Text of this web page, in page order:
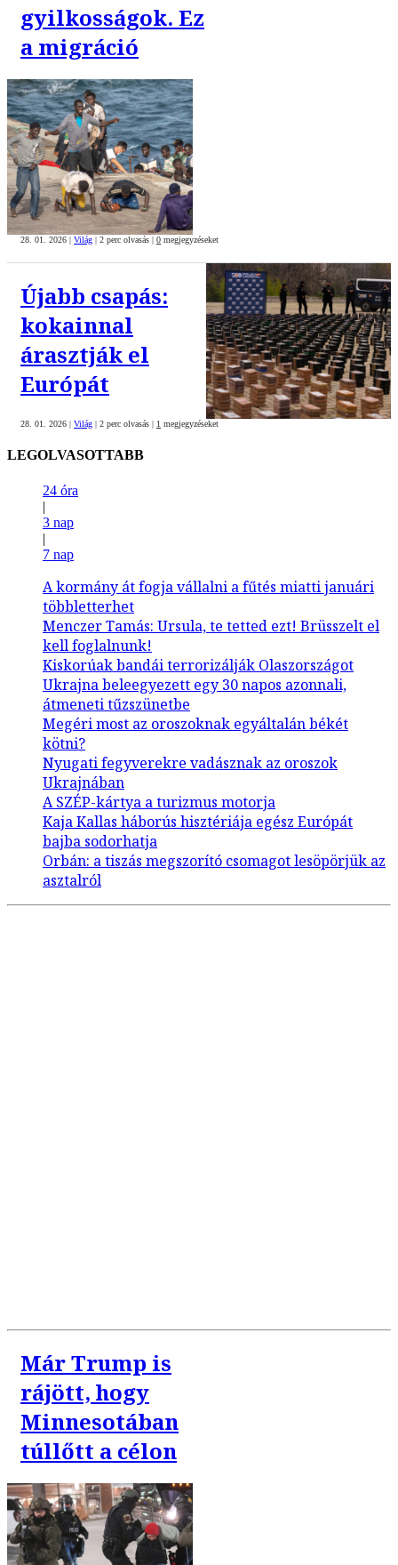
gyilkosságok. Ez
a migráció
28. 01. 2026 | Világ | 2 perc olvasás | 0 megjegyzéseket
Újabb csapás:
kokainnal
árasztják el
Európát
28. 01. 2026 | Világ | 2 perc olvasás | 1 megjegyzéseket
LEGOLVASOTTABB
24 óra
|
3 nap
|
7 nap
Már Trump is
rájött, hogy
Minnesotában
túllőtt a célon